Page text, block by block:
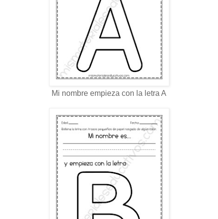
Mi nombre empieza con la letra A